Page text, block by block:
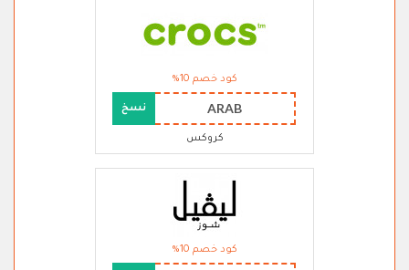
كود خصم 10%
ARAB نسخ
كروكس
كود خصم 10%